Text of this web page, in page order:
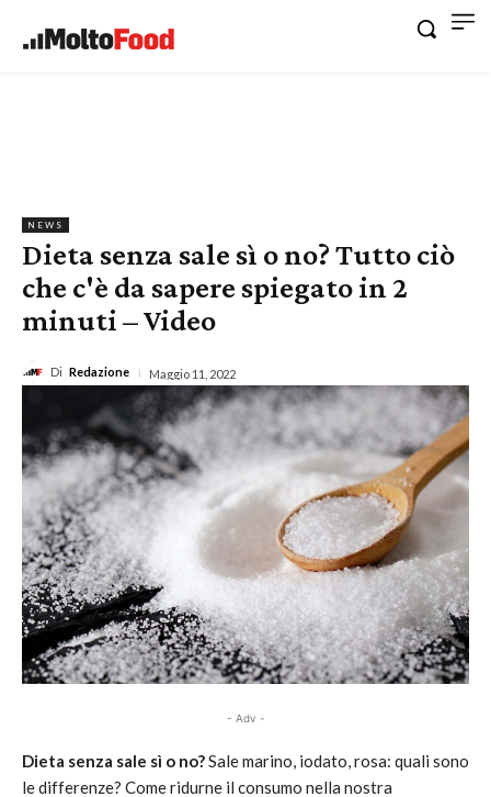
NEWS
Dieta senza sale sì o no? Tutto ciò
che c'è da sapere spiegato in 2
minuti – Video
Di Redazione Maggio 11, 2022
- Adv -
Dieta senza sale sì o no?Sale marino, iodato, rosa: quali sono
le differenze? Come ridurne il consumo nella nostra